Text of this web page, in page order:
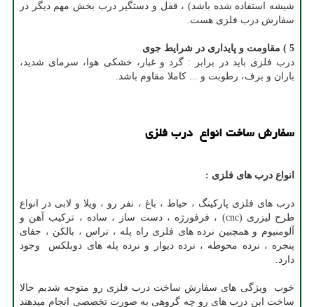
شیشه استفاده شده باشد) ، قفل و دستگیر درب بخش مهم دیگر در
سفارش درب فلزی هست.
5 ) مقاومت و پایداری در شرایط جوی
درب فلزی باید در برابر : گرد و غبار، خشکی هوا، سرمای شدید،
باران و برف، رطوبت و ... کاملا مقاوم باشد.
سفارش ساخت انواع درب فلزی
انواع درب های فلزی :
درب های فلزی پارکینگ ، حیاط ، باغ ، نفر رو ، ویلا و لابی در انواع
طرح لیزری (cnc) ، فرفورژه ، دست ساز ، ساده ، ترکیب آهن و
آلومنیوم و همچنین نرده های فلزی راه پله ، تراس ، بالکن ، حفای
پنجره ، نرده محوطه ، نرده دیوار و نرده پله های دوبلکس وجود
دارد.
خوب ویژگی های سفارش ساخت درب فلزی رو متوجه شدیم حالا
ساخت این درب های رو چه گروهی به صورت تخصصی انجام میدهند